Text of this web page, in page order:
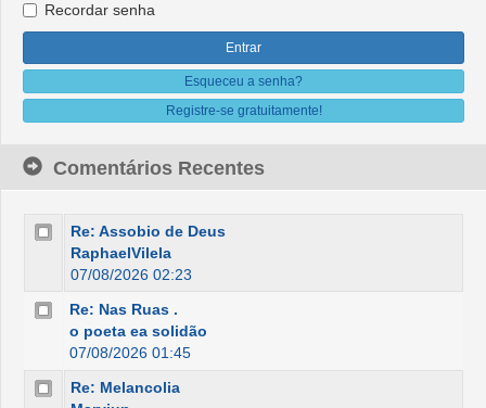
Recordar senha
Esqueceu a senha?
Registre-se gratuitamente!
Comentários Recentes
Re: Assobio de Deus
RaphaelVilela
07/08/2026 02:23
Re: Nas Ruas .
o poeta ea solidão
07/08/2026 01:45
Re: Melancolia